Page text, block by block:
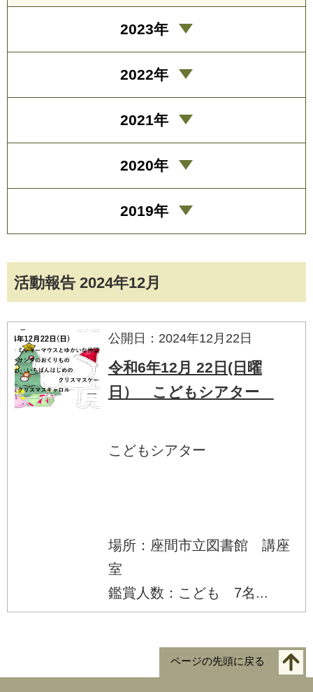
活動報告 2024年12月
公開日：2024年12月22日
令和6年12月 22日(日曜
日） こどもシアター
こどもシアター
場所：座間市立図書館 講座
室
鑑賞人数：こども 7名...
2023年
2022年
2021年
2020年
2019年
ページの先頭に戻る